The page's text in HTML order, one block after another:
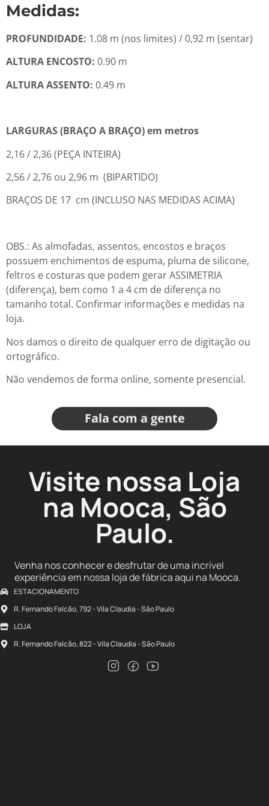
Medidas:
PROFUNDIDADE: 1.08 m (nos limites) / 0,92 m (sentar)
ALTURA ENCOSTO: 0.90 m
ALTURA ASSENTO: 0.49 m
LARGURAS (BRAÇO A BRAÇO) em metros
2,16 / 2,36 (PEÇA INTEIRA)
2,56 / 2,76 ou 2,96 m (BIPARTIDO)
BRAÇOS DE 17 cm (INCLUSO NAS MEDIDAS ACIMA)
OBS.: As almofadas, assentos, encostos e braços
possuem enchimentos de espuma, pluma de silicone,
feltros e costuras que podem gerar ASSIMETRIA
(diferença), bem como 1 a 4 cm de diferença no
tamanho total. Confirmar informações e medidas na
loja.
Nos damos o direito de qualquer erro de digitação ou
ortográfico.
Não vendemos de forma online, somente presencial.
Fala com a gente
Visite nossa Loja
na Mooca, São
Paulo.
Venha nos conhecer e desfrutar de uma incrível
experiência em nossa loja de fábrica aqui na Mooca.
ESTACIONAMENTO
R. Fernando Falcão, 792 - Vila Claudia - São Paulo
LOJA
R. Fernando Falcão, 822 - Vila Claudia - São Paulo